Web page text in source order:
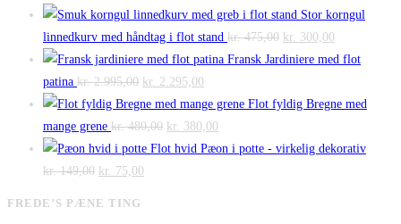
oprindelige
pris
var:
kr. 140,00.
aktuelle
pris
er:
Stor korngul
linnedkurv med håndtag i flot stand kr.475,00 Den
oprindelige
var:
kr. 300,00
aktuelle
er:
Fransk Jardiniere med flot
patina kr.2.995,00 Den
oprindelige
pris
var:
kr. 2.995,00.
kr. 2.295,00
aktuelle
pris
er:
Flot fyldig Bregne med
mange grene kr.480,00 Den
oprindelige
kr. 380,00
aktuelle
Flot hvid Pæon i potte - virkelig dekorativ
kr.149,00 Den
kr. 75,00
FREDE’S PÆNE TING